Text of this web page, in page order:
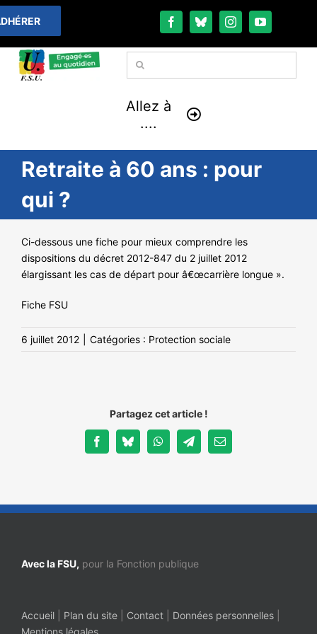
Passer
au
contenu
Rechercher:
Allez à
....
À LA UNE
THÉMATIQUES
LA VIE FÉDÉRALE
COMMUNIQUÉS
NOS ACTIONS
Retraite à 60 ans : pour
qui ?
Ci-dessous une fiche pour mieux comprendre les
dispositions du décret 2012-847 du 2 juillet 2012
élargissant les cas de départ pour â€œcarrière longue ».
Fiche FSU
6 juillet 2012 Catégories : Protection sociale
Partagez cet article !
FacebookBlueskyWhatsAppTelegramEmail
Avec la FSU, pour la Fonction publique
Accueil Plan du site Contact Données personnelles
Mentions légales